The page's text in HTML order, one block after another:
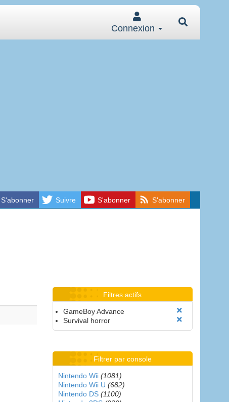
Connexion
S'abonner Suivre S'abonner S'abonner
Filtres actifs
GameBoy Advance
Survival horror
Filtrer par console
Nintendo Wii (1081)
Nintendo Wii U (682)
Nintendo DS (1100)